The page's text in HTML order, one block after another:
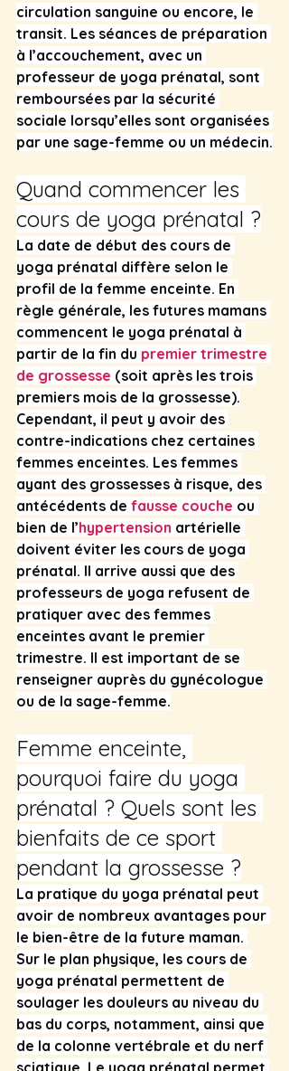
circulation sanguine ou encore, le
transit. Les séances de préparation
à l’accouchement, avec un
professeur de yoga prénatal, sont
remboursées par la sécurité
sociale lorsqu’elles sont organisées
par une sage-femme ou un médecin.
Quand commencer les
cours de yoga prénatal ?
La date de début des cours de
yoga prénatal diffère selon le
profil de la femme enceinte. En
règle générale, les futures mamans
commencent le yoga prénatal à
partir de la fin du premier trimestre
de grossesse (soit après les trois
premiers mois de la grossesse).
Cependant, il peut y avoir des
contre-indications chez certaines
femmes enceintes. Les femmes
ayant des grossesses à risque, des
antécédents de fausse couche ou
bien de l’hypertension artérielle
doivent éviter les cours de yoga
prénatal. Il arrive aussi que des
professeurs de yoga refusent de
pratiquer avec des femmes
enceintes avant le premier
trimestre. Il est important de se
renseigner auprès du gynécologue
ou de la sage-femme.
Femme enceinte,
pourquoi faire du yoga
prénatal ? Quels sont les
bienfaits de ce sport
pendant la grossesse ?
La pratique du yoga prénatal peut
avoir de nombreux avantages pour
le bien-être de la future maman.
Sur le plan physique, les cours de
yoga prénatal permettent de
soulager les douleurs au niveau du
bas du corps, notamment, ainsi que
de la colonne vertébrale et du nerf
sciatique. Le yoga prénatal permet